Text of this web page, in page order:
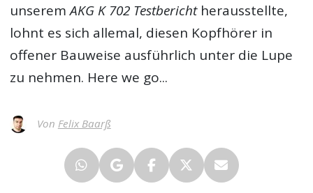
unseremAKG K 702 Testberichtherausstellte,
lohnt es sich allemal, diesen Kopfhörer in
offener Bauweise ausführlich unter die Lupe
zu nehmen. Here we go...
Von Felix Baarß